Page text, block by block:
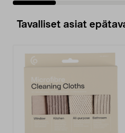
Tavalliset asiat